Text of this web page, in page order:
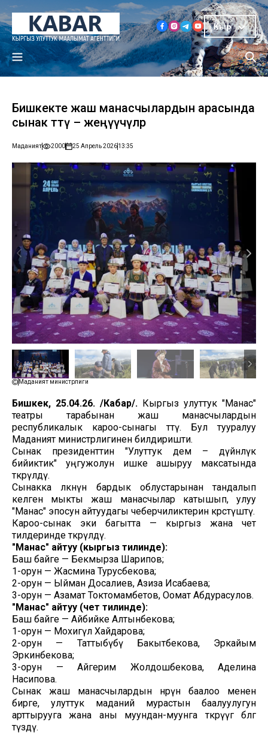
Кыр
Бишкекте жаш манасчылардын арасында
сынак өттү – жеңүүчүлөр
Маданият 2000 25 Апрель 202613:35
Маданият министрлиги
Бишкек, 25.04.26. /Кабар/. Кыргыз улуттук "Манас"
театры тарабынан жаш манасчылардын
республикалык кароо-сынагы өттү. Бул тууралуу
Маданият министрлигинен билдиришти.
Сынак президенттин "Улуттук дем – дүйнөлүк
бийиктик" уңгужолун ишке ашыруу максатында
өткөрүлдү.
Сынакка өлкөнүн бардык облустарынан тандалып
келген мыкты жаш манасчылар катышып, улуу
"Манас" эпосун айтуудагы чеберчиликтерин көрсөтүштү.
Кароо-сынак эки багытта — кыргыз жана чет
тилдеринде өткөрүлдү.
"Манас" айтуу (кыргыз тилинде):
Баш байге — Бекмырза Шарипов;
1-орун — Жасмина Турусбекова;
2-орун — Ыйман Досалиев, Азиза Исабаева;
3-орун — Азамат Токтомамбетов, Оомат Абдурасулов.
"Манас" айтуу (чет тилинде):
Баш байге — Айбийке Алтынбекова;
1-орун — Мохигүл Хайдарова;
2-орун — Таттыбүбү Бакытбекова, Эркайым
Эркинбекова;
3-орун — Айгерим Жолдошбекова, Аделина
Насипова.
Сынак жаш манасчылардын өнөрүн баалоо менен
бирге, улуттук маданий мурастын баалуулугун
арттырууга жана аны муундан-муунга өткөрүүгө өбөлгө
түздү.